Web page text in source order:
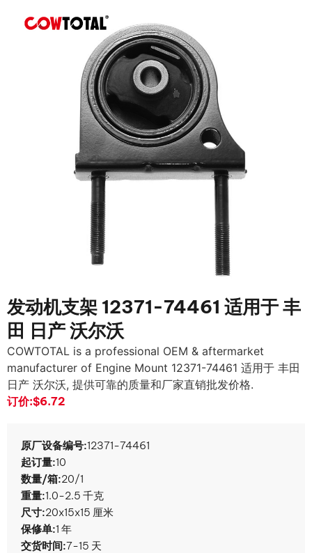
发动机支架 12371-74461 适用于 丰
田 日产 沃尔沃
COWTOTAL is a professional OEM & aftermarket
manufacturer of Engine Mount 12371-74461 适用于 丰田
日产 沃尔沃, 提供可靠的质量和厂家直销批发价格.
订价:$6.72
原厂设备编号:12371-74461
起订量:10
数量/箱:20/1
重量:1.0-2.5 千克
尺寸:20x15x15 厘米
保修单:1 年
交货时间:7-15 天